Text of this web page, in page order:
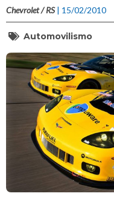
Chevrolet / RS | 15/02/2010
Automovilismo